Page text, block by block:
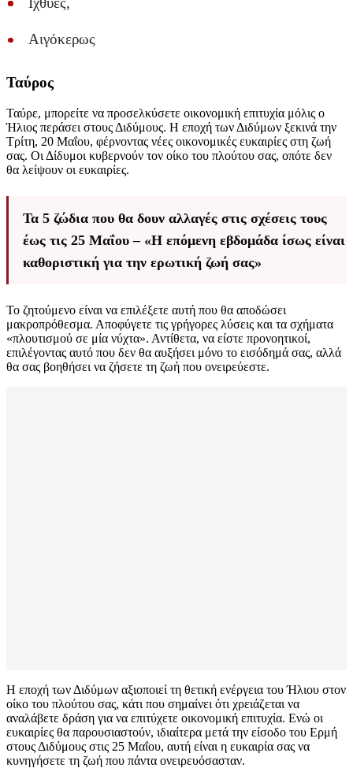
Αιγόκερως
Ταύρος
Ταύρε, μπορείτε να προσελκύσετε οικονομική επιτυχία μόλις ο
Ήλιος περάσει στους Διδύμους. Η εποχή των Διδύμων ξεκινά την
Τρίτη, 20 Μαΐου, φέρνοντας νέες οικονομικές ευκαιρίες στη ζωή
σας. Οι Δίδυμοι κυβερνούν τον οίκο του πλούτου σας, οπότε δεν
θα λείψουν οι ευκαιρίες.
Τα 5 ζώδια που θα δουν αλλαγές στις σχέσεις τους
έως τις 25 Μαΐου – «Η επόμενη εβδομάδα ίσως είναι
καθοριστική για την ερωτική ζωή σας»
Το ζητούμενο είναι να επιλέξετε αυτή που θα αποδώσει
μακροπρόθεσμα. Αποφύγετε τις γρήγορες λύσεις και τα σχήματα
«πλουτισμού σε μία νύχτα». Αντίθετα, να είστε προνοητικοί,
επιλέγοντας αυτό που δεν θα αυξήσει μόνο το εισόδημά σας, αλλά
θα σας βοηθήσει να ζήσετε τη ζωή που ονειρεύεστε.
Η εποχή των Διδύμων αξιοποιεί τη θετική ενέργεια του Ήλιου στον
οίκο του πλούτου σας, κάτι που σημαίνει ότι χρειάζεται να
αναλάβετε δράση για να επιτύχετε οικονομική επιτυχία. Ενώ οι
ευκαιρίες θα παρουσιαστούν, ιδιαίτερα μετά την είσοδο του Ερμή
στους Διδύμους στις 25 Μαΐου, αυτή είναι η ευκαιρία σας να
κυνηγήσετε τη ζωή που πάντα ονειρευόσασταν.